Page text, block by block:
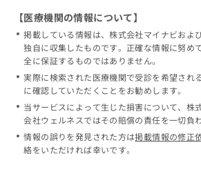
【医療機関の情報について】
掲載している情報は、株式会社マイナビおよ
独自に収集したものです。正確な情報に努め
全に保証するものではありません。
実際に検索された医療機関で受診を希望され
に確認していただくことをお勧めします。
当サービスによって生じた損害について、株
会社ウェルネスではその賠償の責任を一切負
情報の誤りを発見された方は掲載情報の修正
絡をいただければ幸いです。